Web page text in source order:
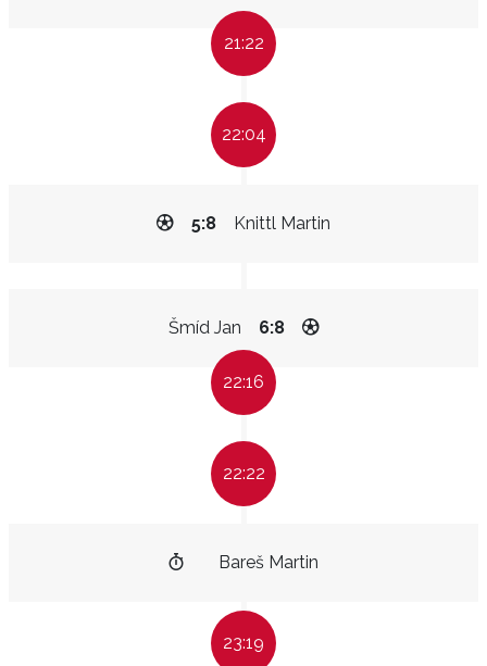
21:22
22:04
Knittl Martin
5:8
Šmíd Jan 6:8
22:16
22:22
Bareš Martin
23:19